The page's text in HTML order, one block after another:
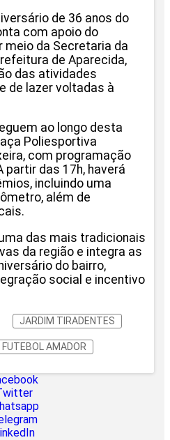
de 36 anos do
com apoio do
meio da Secretaria da
de Aparecida,
das atividades
de lazer voltadas à
ao longo desta
Poliesportiva
com programação
partir das 17h, haverá
incluindo uma
além de
das mais tradicionais
da região e integra as
do bairro,
social e incentivo
JARDIM TIRADENTES
FUTEBOL AMADOR